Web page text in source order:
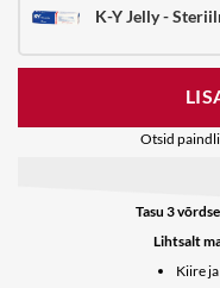
K-Y Jelly -
Otsid
Tasu 3
Lihtsalt
Kiire